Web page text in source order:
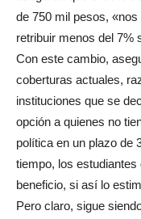
de 750 mil pesos,
retribuir menos del 7%
Con este cambio,
coberturas actuales,
instituciones que se
opción a quienes no
política en un plazo de
tiempo, los
beneficio, si así lo
Pero claro, sigue